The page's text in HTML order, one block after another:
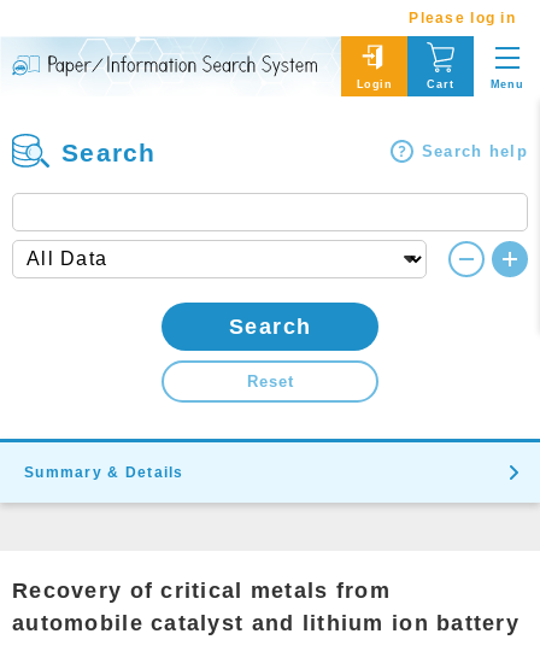
Please log in
Login Cart Menu
Search Search help
Search
Reset
Summary & Details
Recovery of critical metals from
automobile catalyst and lithium ion battery